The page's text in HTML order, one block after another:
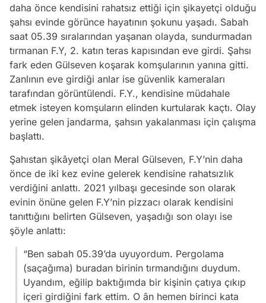
daha önce kendisini rahatsız ettiği için şikayetçi olduğu
şahsı evinde görünce hayatının şokunu yaşadı. Sabah
saat 05.39 sıralarından yaşanan olayda, sundurmadan
tırmanan F.Y, 2. katın teras kapısından eve girdi. Şahsı
fark eden Gülseven koşarak komşularının yanına gitti.
Zanlının eve girdiği anlar ise güvenlik kameraları
tarafından görüntülendi. F.Y., kendisine müdahale
etmek isteyen komşuların elinden kurtularak kaçtı. Olay
yerine gelen jandarma, şahsın yakalanması için çalışma
başlattı.
Şahıstan şikâyetçi olan Meral Gülseven, F.Y’nin daha
önce de iki kez evine gelerek kendisine rahatsızlık
verdiğini anlattı. 2021 yılbaşı gecesinde son olarak
evinin önüne gelen F.Y’nin pizzacı olarak kendisini
tanıttığını belirten Gülseven, yaşadığı son olayı ise
şöyle anlattı:
“Ben sabah 05.39’da uyuyordum. Pergolama
(saçağıma) buradan birinin tırmandığını duydum.
Uyandım, eğilip baktığımda bir kişinin çatıya çıkıp
içeri girdiğini fark ettim. O ân hemen birinci kata